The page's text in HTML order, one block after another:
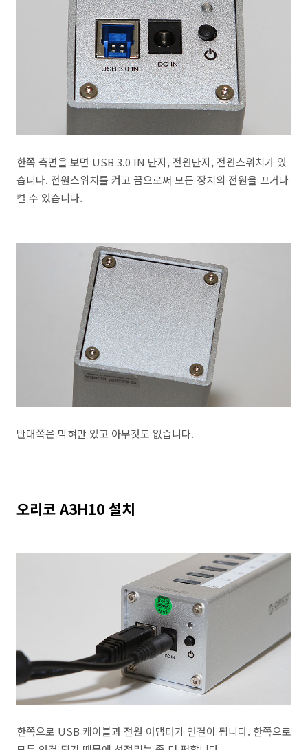
한쪽 측면을 보면 USB 3.0 IN 단자, 전원단자, 전원스위치가 있
습니다. 전원스위치를 켜고 끔으로써 모든 장치의 전원을 끄거나
켤 수 있습니다.
반대쪽은 막혀만 있고 아무것도 없습니다.
오리코 A3H10 설치
한쪽으로 USB 케이블과 전원 어댑터가 연결이 됩니다. 한쪽으로